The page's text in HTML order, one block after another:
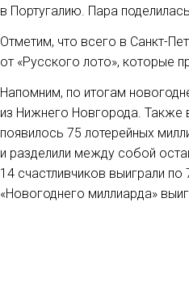
в Португалию. Пара
Отметим, что всего в Санкт-
от «Русского лото», которые
Напомним, по итогам
из Нижнего Новгорода. Также
появилось 75 лотерейных
и разделили между собой
14 счастливчиков выиграли
«Новогоднего миллиарда»